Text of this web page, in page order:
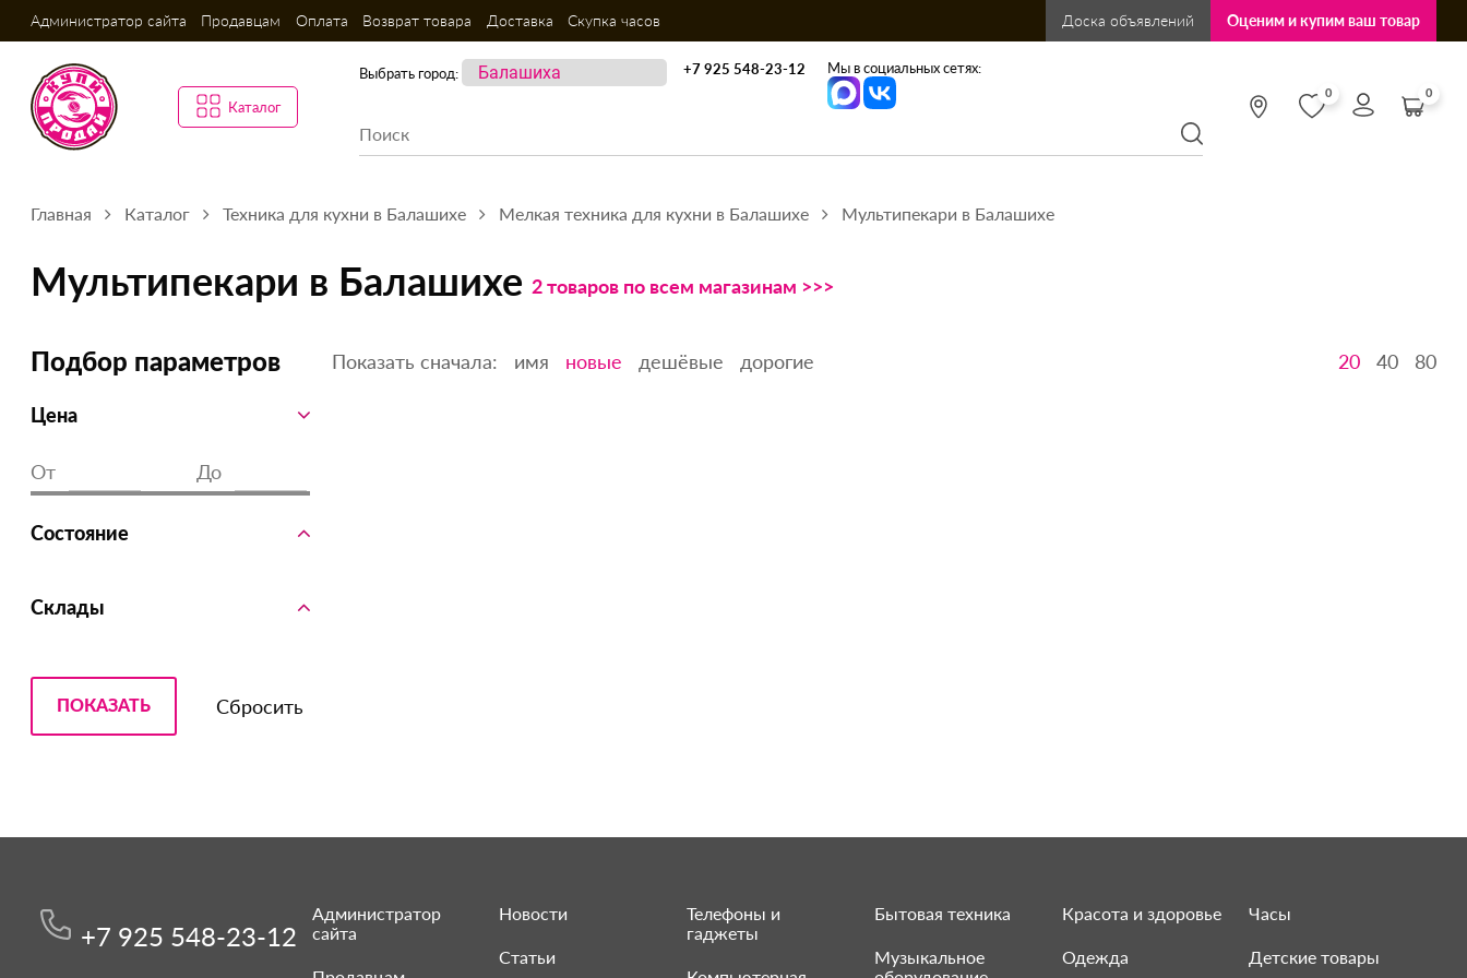
Администратор сайта Продавцам Оплата Возврат товара Доставка Скупка часов Доска объявлений Оценим и купим ваш товар
Каталог
Выбрать город: +7 925 548-23-12 Мы в социальных сетях:
0 0
Главная Каталог Техника для кухни в Балашихе Мелкая техника для кухни в Балашихе Мультипекари в Балашихе
Мультипекари в Балашихе 2 товаров по всем магазинам >>>
Подбор параметров
Цена
От До
Состояние
Склады
Показать сначала: имя новые дешёвые дорогие 20 40 80
+7 925 548-23-12
Администратор
сайта
Новости
Статьи
Телефоны и
гаджеты
Бытовая техника
Музыкальное
Красота и здоровье
Одежда
Часы
Детские товары